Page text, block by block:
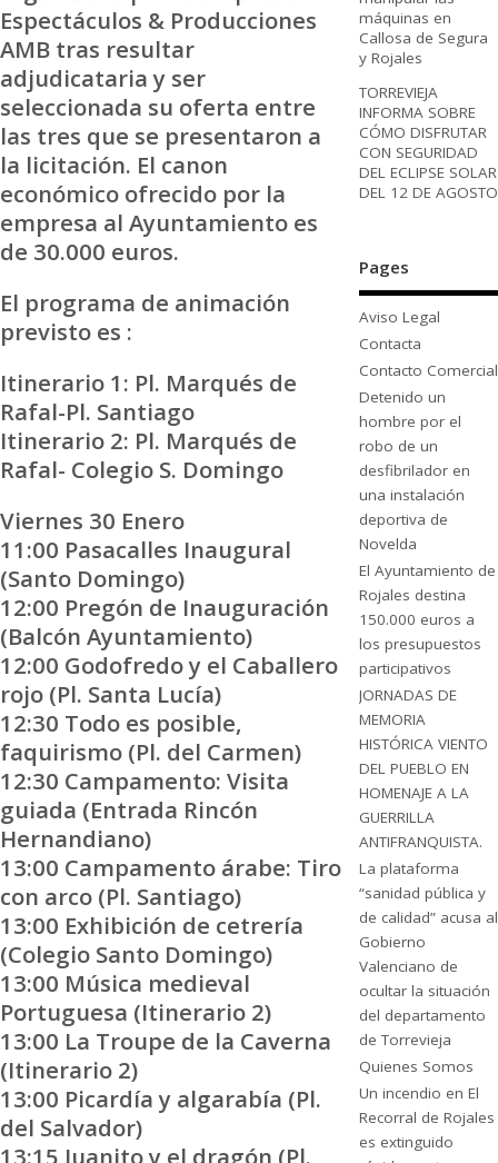
Espectáculos & Producciones
AMB tras resultar
adjudicataria y ser
seleccionada su oferta entre
las tres que se presentaron a
la licitación. El canon
económico ofrecido por la
empresa al Ayuntamiento es
de 30.000 euros.
El programa de animación
previsto es :
Itinerario 1: Pl. Marqués de
Rafal-Pl. Santiago
Itinerario 2: Pl. Marqués de
Rafal- Colegio S. Domingo
Viernes 30 Enero
11:00 Pasacalles Inaugural
(Santo Domingo)
12:00 Pregón de Inauguración
(Balcón Ayuntamiento)
12:00 Godofredo y el Caballero
rojo (Pl. Santa Lucía)
12:30 Todo es posible,
faquirismo (Pl. del Carmen)
12:30 Campamento: Visita
guiada (Entrada Rincón
Hernandiano)
13:00 Campamento árabe: Tiro
con arco (Pl. Santiago)
13:00 Exhibición de cetrería
(Colegio Santo Domingo)
13:00 Música medieval
Portuguesa (Itinerario 2)
13:00 La Troupe de la Caverna
(Itinerario 2)
13:00 Picardía y algarabía (Pl.
del Salvador)
13:15 Juanito y el dragón (Pl.
máquinas en
Callosa de Segura
y Rojales
TORREVIEJA
INFORMA SOBRE
CÓMO DISFRUTAR
CON SEGURIDAD
DEL ECLIPSE SOLAR
DEL 12 DE AGOSTO
Pages
Aviso Legal
Contacta
Contacto Comercial
Detenido un
hombre por el
robo de un
desfibrilador en
una instalación
deportiva de
Novelda
El Ayuntamiento de
Rojales destina
150.000 euros a
los presupuestos
participativos
JORNADAS DE
MEMORIA
HISTÓRICA VIENTO
DEL PUEBLO EN
HOMENAJE A LA
GUERRILLA
ANTIFRANQUISTA.
La plataforma
“sanidad pública y
de calidad” acusa al
Gobierno
Valenciano de
ocultar la situación
del departamento
de Torrevieja
Quienes Somos
Un incendio en El
Recorral de Rojales
es extinguido